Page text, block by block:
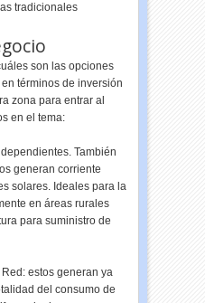
tradicionales
son las opciones
términos de inversión
zona para entrar al
en el tema:
También
generan corriente
solares. Ideales para la
en áreas rurales
para suministro de
estos generan ya
del consumo de